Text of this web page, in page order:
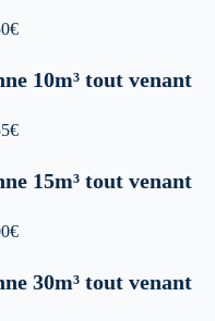
€
10m³ tout venant
€
15m³ tout venant
€
30m³ tout venant